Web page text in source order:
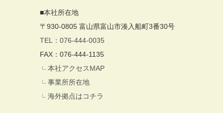
■本社所在地
〒930-0805 富山県富山市湊入船町3番30号
TEL：076-444-0035
FAX：076-444-1135
本社アクセスMAP
事業所所在地
海外拠点はコチラ